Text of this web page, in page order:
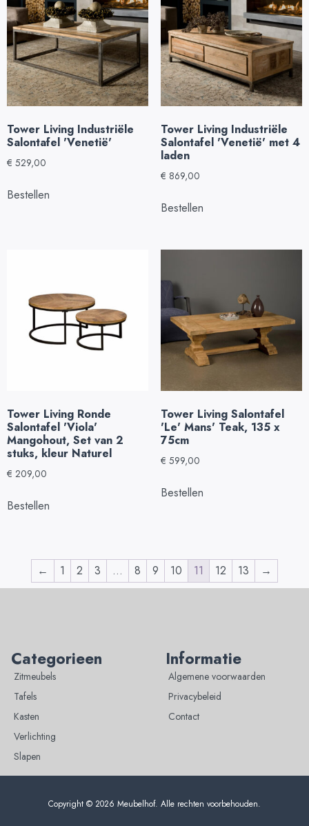
Tower Living Industriële
Salontafel 'Venetië'
€ 529,00
Bestellen
Tower Living Industriële
Salontafel 'Venetië' met 4
laden
€ 869,00
Bestellen
Tower Living Ronde
Salontafel 'Viola'
Mangohout, Set van 2
stuks, kleur Naturel
€ 209,00
Bestellen
Tower Living Salontafel
'Le' Mans' Teak, 135 x
75cm
€ 599,00
Bestellen
← 1 2 3 … 8 9 10 11 12 13 →
Categorieen
Zitmeubels
Tafels
Kasten
Verlichting
Slapen
Informatie
Algemene voorwaarden
Privacybeleid
Contact
Copyright © 2026 Meubelhof. Alle rechten voorbehouden.